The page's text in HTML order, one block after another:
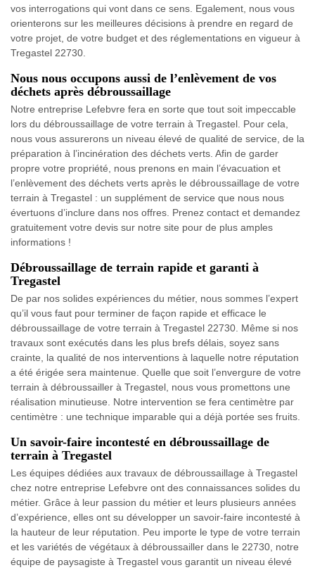
vos interrogations qui vont dans ce sens. Egalement, nous vous
orienterons sur les meilleures décisions à prendre en regard de
votre projet, de votre budget et des réglementations en vigueur à
Tregastel 22730.
Nous nous occupons aussi de l’enlèvement de vos
déchets après débroussaillage
Notre entreprise Lefebvre fera en sorte que tout soit impeccable
lors du débroussaillage de votre terrain à Tregastel. Pour cela,
nous vous assurerons un niveau élevé de qualité de service, de la
préparation à l’incinération des déchets verts. Afin de garder
propre votre propriété, nous prenons en main l’évacuation et
l’enlèvement des déchets verts après le débroussaillage de votre
terrain à Tregastel : un supplément de service que nous nous
évertuons d’inclure dans nos offres. Prenez contact et demandez
gratuitement votre devis sur notre site pour de plus amples
informations !
Débroussaillage de terrain rapide et garanti à
Tregastel
De par nos solides expériences du métier, nous sommes l’expert
qu’il vous faut pour terminer de façon rapide et efficace le
débroussaillage de votre terrain à Tregastel 22730. Même si nos
travaux sont exécutés dans les plus brefs délais, soyez sans
crainte, la qualité de nos interventions à laquelle notre réputation
a été érigée sera maintenue. Quelle que soit l’envergure de votre
terrain à débroussailler à Tregastel, nous vous promettons une
réalisation minutieuse. Notre intervention se fera centimètre par
centimètre : une technique imparable qui a déjà portée ses fruits.
Un savoir-faire incontesté en débroussaillage de
terrain à Tregastel
Les équipes dédiées aux travaux de débroussaillage à Tregastel
chez notre entreprise Lefebvre ont des connaissances solides du
métier. Grâce à leur passion du métier et leurs plusieurs années
d’expérience, elles ont su développer un savoir-faire incontesté à
la hauteur de leur réputation. Peu importe le type de votre terrain
et les variétés de végétaux à débroussailler dans le 22730, notre
équipe de paysagiste à Tregastel vous garantit un niveau élevé